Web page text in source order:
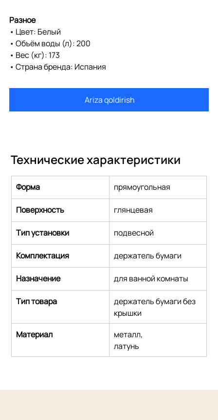
Разное
• Цвет: Белый
• Объём воды (л): 200
• Вес (кг): 173
• Страна бренда: Испания
Ariza qoldirish
Технические характеристики
Форма прямоугольная
Поверхность глянцевая
Тип установки подвесной
Комплектация держатель бумаги
Назначение для ванной комнаты
Тип товара
держатель бумаги без
крышки
Материал
металл,
латунь